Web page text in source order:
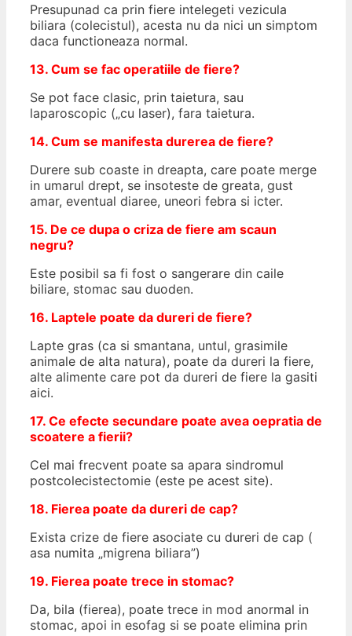
Presupunad ca prin fiere intelegeti vezicula
biliara (colecistul), acesta nu da nici un simptom
daca functioneaza normal.
13. Cum se fac operatiile de fiere?
Se pot face clasic, prin taietura, sau
laparoscopic („cu laser), fara taietura.
14. Cum se manifesta durerea de fiere?
Durere sub coaste in dreapta, care poate merge
in umarul drept, se insoteste de greata, gust
amar, eventual diaree, uneori febra si icter.
15. De ce dupa o criza de fiere am scaun
negru?
Este posibil sa fi fost o sangerare din caile
biliare, stomac sau duoden.
16. Laptele poate da dureri de fiere?
Lapte gras (ca si smantana, untul, grasimile
animale de alta natura), poate da dureri la fiere,
alte alimente care pot da dureri de fiere la gasiti
aici.
17. Ce efecte secundare poate avea oepratia de
scoatere a fierii?
Cel mai frecvent poate sa apara sindromul
postcolecistectomie (este pe acest site).
18. Fierea poate da dureri de cap?
Exista crize de fiere asociate cu dureri de cap (
asa numita „migrena biliara”)
19. Fierea poate trece in stomac?
Da, bila (fierea), poate trece in mod anormal in
stomac, apoi in esofag si se poate elimina prin